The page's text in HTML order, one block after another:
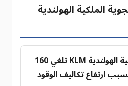
الملكية الهولندية
الخطوط الجوية الملكية الهولندية KLM تلغي 160
ارتفاع تكاليف الوقود